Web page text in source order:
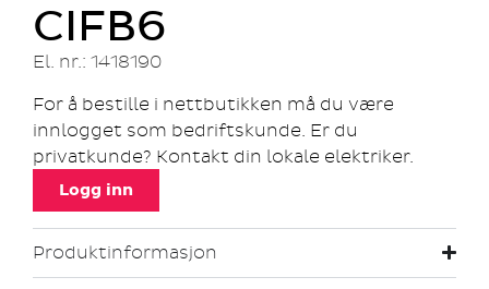
CIFB6
El. nr.: 1418190
For å bestille i nettbutikken må du være
innlogget som bedriftskunde. Er du
privatkunde? Kontakt din lokale elektriker.
Logg inn
Produktinformasjon